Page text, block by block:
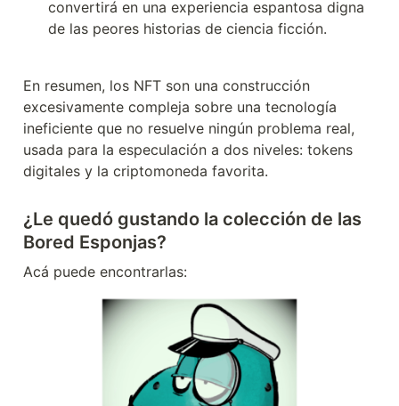
convertirá en una experiencia espantosa digna
de las peores historias de ciencia ficción.
En resumen, los NFT son una construcción
excesivamente compleja sobre una tecnología
ineficiente que no resuelve ningún problema real,
usada para la especulación a dos niveles: tokens
digitales y la criptomoneda favorita.
¿Le quedó gustando la colección de las
Bored Esponjas?
Acá puede encontrarlas: